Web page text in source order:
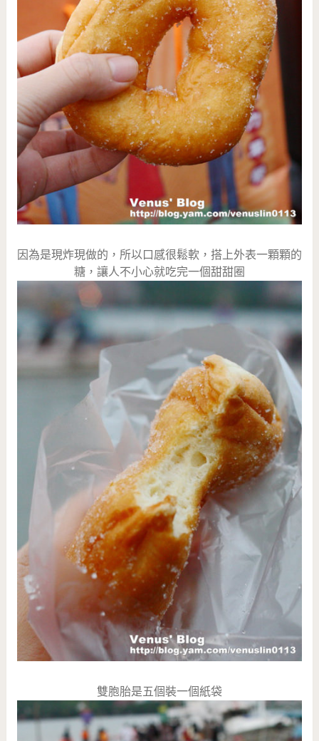
因為是現炸現做的，所以口感很鬆軟，搭上外表一顆顆的
糖，讓人不小心就吃完一個甜甜圈
雙胞胎是五個裝一個紙袋